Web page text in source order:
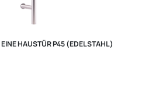
EINE HAUSTÜR P45 (EDELSTAHL)